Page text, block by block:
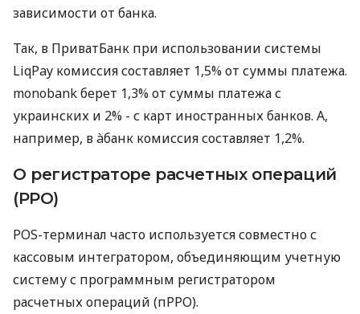
зависимости от банка.
Так, в ПриватБанк при использовании системы
LiqPay комиссия составляет 1,5% от суммы платежа.
monobank берет 1,3% от суммы платежа с
украинских и 2% - с карт иностранных банков. А,
например, в àбанк комиссия составляет 1,2%.
О регистраторе расчетных операций
(РРО)
POS-терминал часто используется совместно с
кассовым интегратором, объединяющим учетную
систему с программным регистратором
расчетных операций (пРРО).